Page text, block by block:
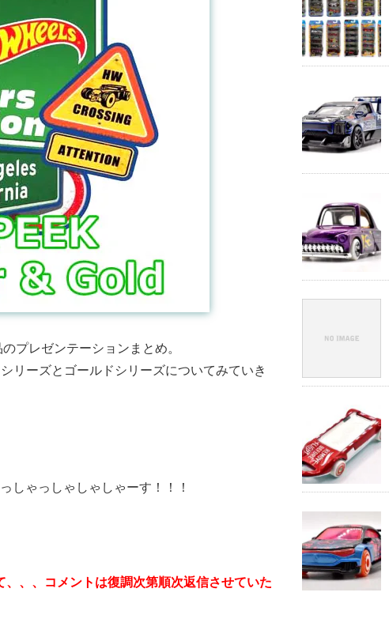
プレゼンテーションまとめ。
リーズとゴールドシリーズについてみていき
しゃっしゃしゃしゃーす！！！
、、コメントは復調次第順次返信させていた